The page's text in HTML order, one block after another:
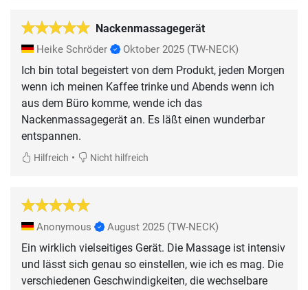
Nackenmassagegerät
Heike Schröder Oktober 2025 (TW-NECK)
Ich bin total begeistert von dem Produkt, jeden Morgen
wenn ich meinen Kaffee trinke und Abends wenn ich
aus dem Büro komme, wende ich das
Nackenmassagegerät an. Es läßt einen wunderbar
entspannen.
Hilfreich • Nicht hilfreich
Anonymous August 2025 (TW-NECK)
Ein wirklich vielseitiges Gerät. Die Massage ist intensiv
und lässt sich genau so einstellen, wie ich es mag. Die
verschiedenen Geschwindigkeiten, die wechselbare